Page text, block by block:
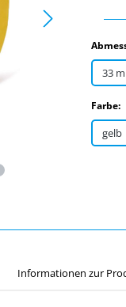
33
Farbe:
gelb
Informationen zur